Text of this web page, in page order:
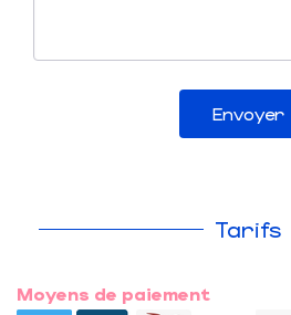
Envoyer
Tarifs
Moyens de paiement